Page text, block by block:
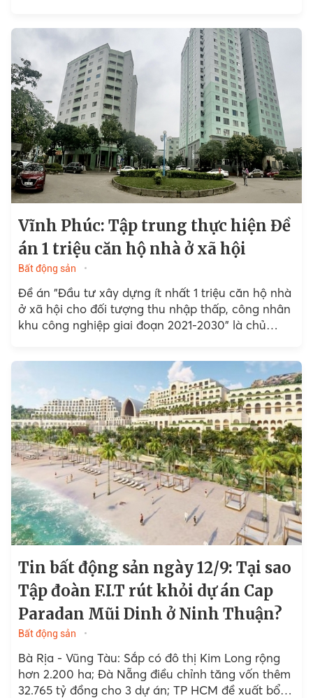
Vĩnh Phúc: Tập trung thực hiện Đề
án 1 triệu căn hộ nhà ở xã hội
Bất động sản
Đề án "Đầu tư xây dựng ít nhất 1 triệu căn hộ nhà
ở xã hội cho đối tượng thu nhập thấp, công nhân
khu công nghiệp giai đoạn 2021-2030" là chủ
Tin bất động sản ngày 12/9: Tại sao
Tập đoàn F.I.T rút khỏi dự án Cap
Paradan Mũi Dinh ở Ninh Thuận?
Bất động sản
Bà Rịa - Vũng Tàu: Sắp có đô thị Kim Long rộng
hơn 2.200 ha; Đà Nẵng điều chỉnh tăng vốn thêm
32.765 tỷ đồng cho 3 dự án; TP HCM đề xuất bổ